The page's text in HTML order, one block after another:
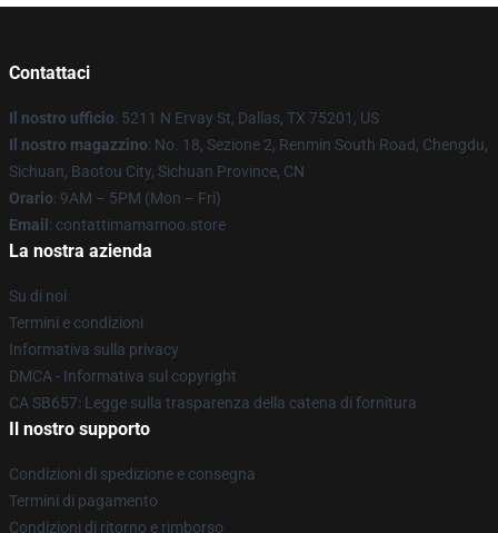
Contattaci
Il nostro ufficio: 5211 N Ervay St, Dallas, TX 75201, US
Il nostro magazzino: No. 18, Sezione 2, Renmin South Road, Chengdu,
Sichuan, Baotou City, Sichuan Province, CN
Orario: 9AM – 5PM (Mon – Fri)
Email : contattimamamoo.store
La nostra azienda
Su di noi
Termini e condizioni
Informativa sulla privacy
DMCA - Informativa sul copyright
CA SB657: Legge sulla trasparenza della catena di fornitura
Il nostro supporto
Condizioni di spedizione e consegna
Termini di pagamento
Condizioni di ritorno e rimborso